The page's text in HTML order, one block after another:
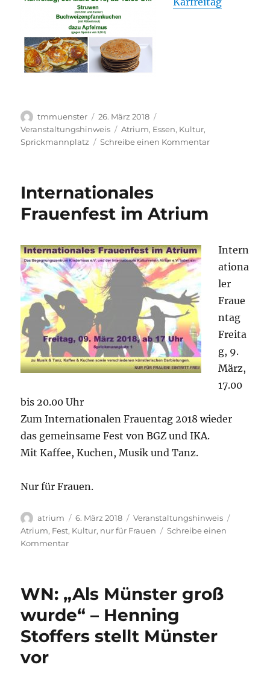
Autor
tmmuenster
Veröffentlicht
am
26. März 2018
Veranstaltungshinweis
Schlagwörter
Atrium, Essen, Kultur,
Sprickmannplatz
Schreibe einen Kommentarzu
Internationales
Frauenfest im Atrium
Intern
ationa
ler
Fraue
ntag
Freita
g, 9.
März,
17.00
bis 20.00 Uhr
Zum Internationalen Frauentag 2018 wieder
das gemeinsame Fest von BGZ und IKA.
Mit Kaffee, Kuchen, Musik und Tanz.
Nur für Frauen.
Autor
atrium
Veröffentlicht
am
6. März 2018 Kategorien
Veranstaltungshinweis
Atrium, Fest, Kultur, nur für Frauen
Schreibe einen
Kommentarzu
Atrium
WN: „Als Münster groß
wurde“ – Henning
Stoffers stellt Münster
vor